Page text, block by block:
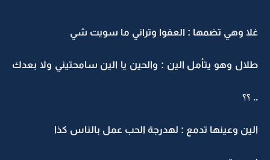
غلا وهي تضمها : العفوا وتراني ما سويت شي
طلال وهو يتأمل الين : والحين يا الين سامحتيني ولا بعدك
.. ؟؟
الين وعينها تدمع : لهدرجة الحب عمل بالناس كذا